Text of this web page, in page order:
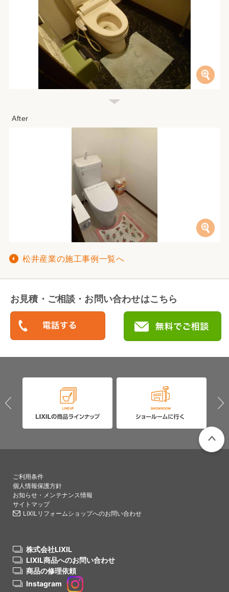
松井産業の施工事例一覧へ
お見積・ご相談・お問い合わせはこちら
ご利用条件
個人情報保護方針
お知らせ・メンテナンス情報
サイトマップ
LIXILリフォームショップへのお問い合わせ
株式会社LIXIL
LIXIL商品へのお問い合わせ
商品の修理依頼
Instagram